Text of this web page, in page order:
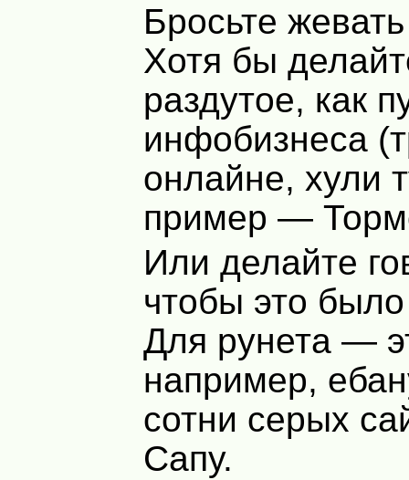
Бросьте
Хотя бы
раздутое, как
инфобизнеса
онлайне, хули
пример —
Или делайте
чтобы это
Для рунета —
например,
сотни серых
Сапу.